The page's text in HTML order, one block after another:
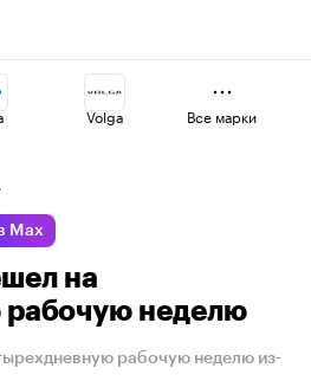
Volga
Changan
Все марки
Max
на
неделю
рабочую неделю из-